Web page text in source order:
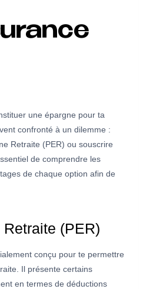
une épargne pour ta
confronté à un dilemme :
Retraite (PER) ou souscrire
de comprendre les
de chaque option afin de
Retraite (PER)
conçu pour te permettre
Il présente certains
en termes de déductions